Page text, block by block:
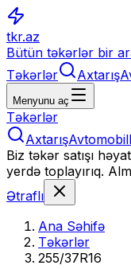
tkr.az
Bütün təkərlər bir
Təkərlər
Axtarış
Menyunu aç
Təkərlər
AxtarışAvtomobil
Biz təkər satışı
yerdə toplayırıq.
Ətraflı
Ana Səhifə
Təkərlər
255/37R16